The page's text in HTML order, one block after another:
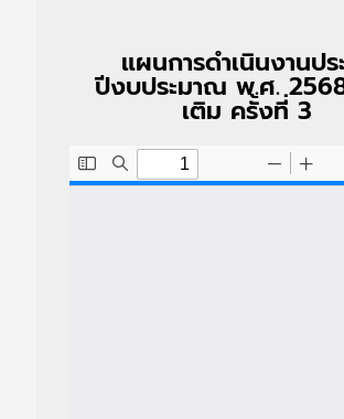
แผนการดำเนินงานปร
ปีงบประมาณ พ.ศ.
เติม ครั้งที่ 3